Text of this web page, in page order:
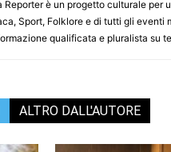
Reporter è un progetto culturale per
Sport, Folklore e di tutti gli eventi
qualificata e pluralista su
ALTRO DALL'AUTORE